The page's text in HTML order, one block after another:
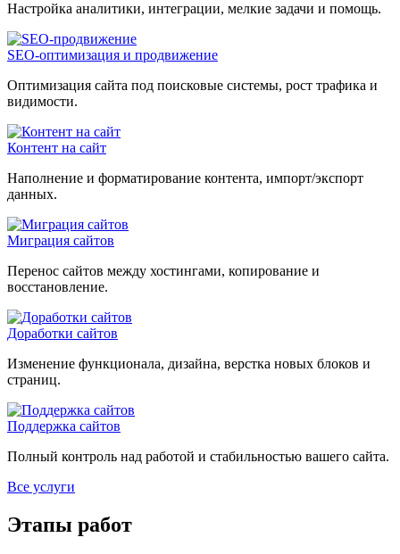
Настройка аналитики, интеграции, мелкие задачи и помощь.
SEO-оптимизация и продвижение
Оптимизация сайта под поисковые системы, рост трафика и
видимости.
Контент на сайт
Наполнение и форматирование контента, импорт/экспорт
данных.
Миграция сайтов
Перенос сайтов между хостингами, копирование и
восстановление.
Доработки сайтов
Изменение функционала, дизайна, верстка новых блоков и
страниц.
Поддержка сайтов
Полный контроль над работой и стабильностью вашего сайта.
Все услуги
Этапы работ